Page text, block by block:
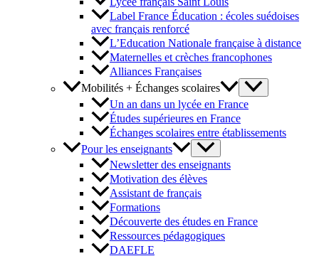
Label France Éducation : écoles suédoises
avec français renforcé
L’Education Nationale française à distance
Maternelles et crèches francophones
Alliances Françaises
Mobilités + Échanges scolaires
Un an dans un lycée en France
Études supérieures en France
Échanges scolaires entre établissements
Pour les enseignants
Newsletter des enseignants
Motivation des élèves
Assistant de français
Formations
Découverte des études en France
Ressources pédagogiques
DAEFLE